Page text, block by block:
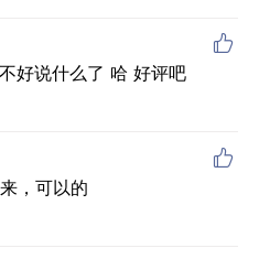

好说什么了 哈 好评吧

，可以的